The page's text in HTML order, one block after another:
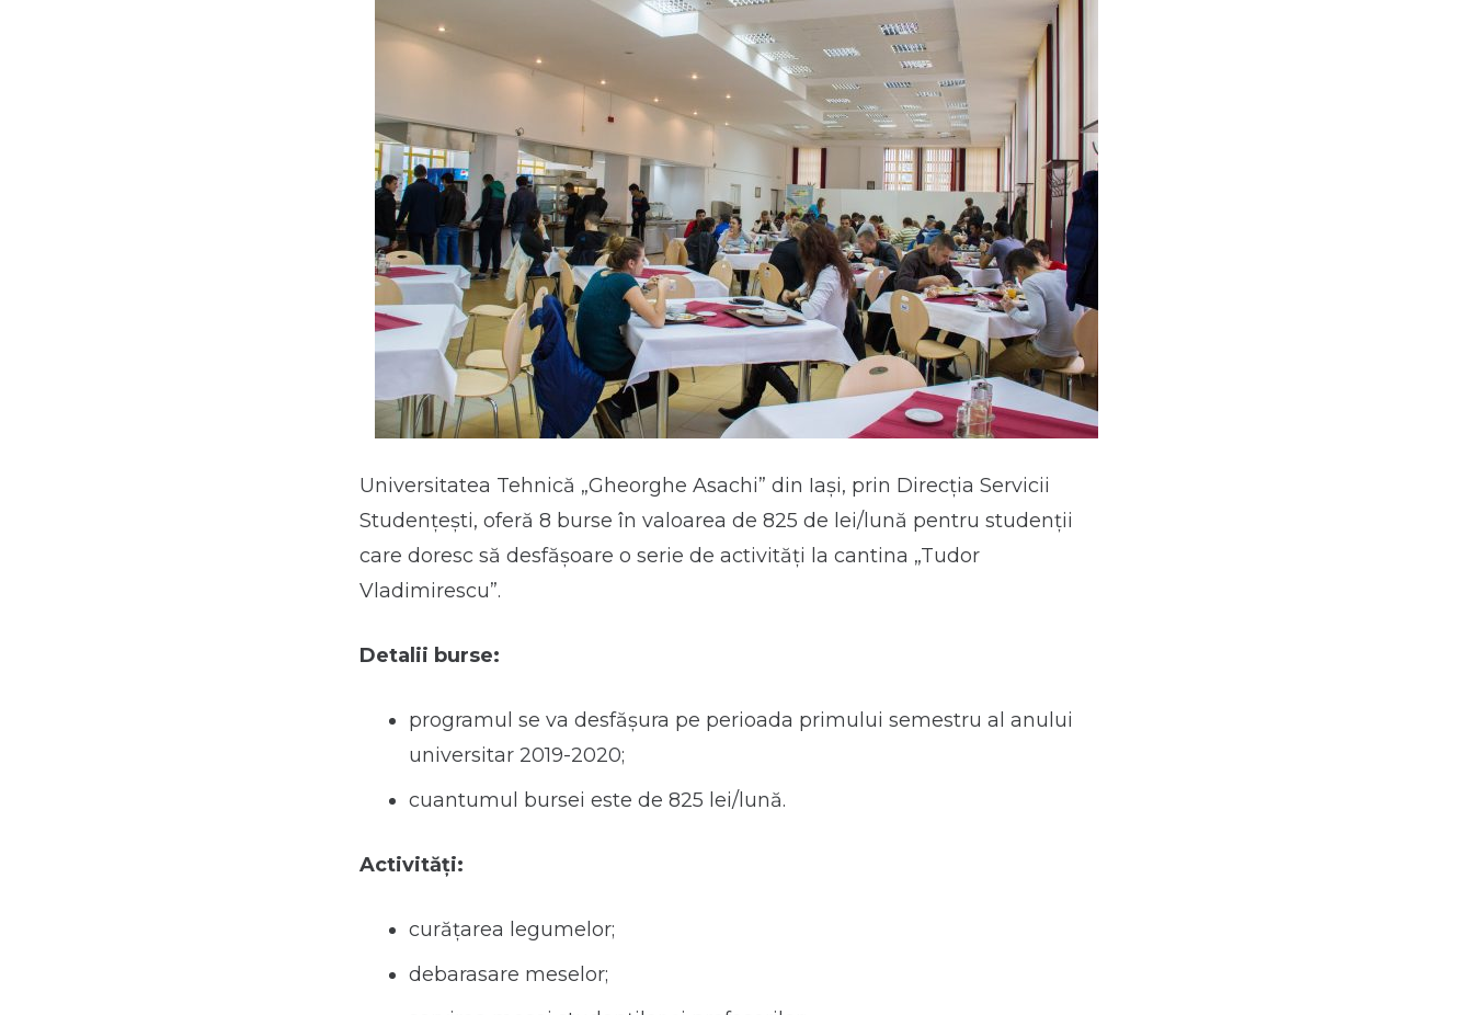
Universitatea Tehnică „Gheorghe Asachi” din Iași, prin Direcția Servicii
Studențești, oferă 8 burse în valoarea de 825 de lei/lună pentru studenții
care doresc să desfășoare o serie de activități la cantina „Tudor
Vladimirescu”.
Detalii burse:
programul se va desfăşura pe perioada primului semestru al anului
universitar 2019-2020;
cuantumul bursei este de 825 lei/lună.
Activităţi:
curățarea legumelor;
debarasare meselor;